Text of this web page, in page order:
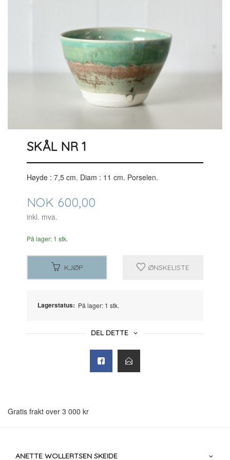
SKÅL NR 1
Høyde : 7,5 cm. Diam : 11 cm. Porselen.
Pris
NOK 600,00
inkl. mva.
På lager: 1 stk.
KJØP ØNSKELISTE
Lagerstatus: På lager: 1 stk.
DEL DETTE
Gratis frakt over 3 000 kr
ANETTE WOLLERTSEN SKEIDE